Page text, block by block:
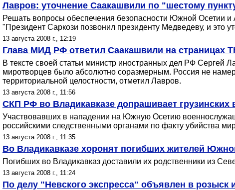
Лавров: уточнение Саакашвили по "шестому
Решать вопросы обеспечения безопасности Южной Осетии и
"Президент Саркози позвонил президенту Медведеву, и это
13 августа 2008 г., 12:19
Глава МИД РФ ответил Саакашвили на страницах
В тексте своей статьи министр иностранных дел РФ Сергей
миротворцев было абсолютно соразмерным. Россия не
территориальной целостности, отметил Лавров.
13 августа 2008 г., 11:56
СКП РФ во Владикавказе допрашивает грузинских
Участвовавших в нападении на Южную Осетию
российскими следственными органами по факту убийства
13 августа 2008 г., 11:35
Во Владикавказе хоронят погибших жителей
Погибших во Владикавказ доставили их родственники из
13 августа 2008 г., 11:24
По делу "Невского экспресса" объявлен в розыск